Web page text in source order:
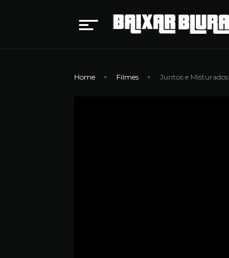
Home Filmes Juntos e Misturados